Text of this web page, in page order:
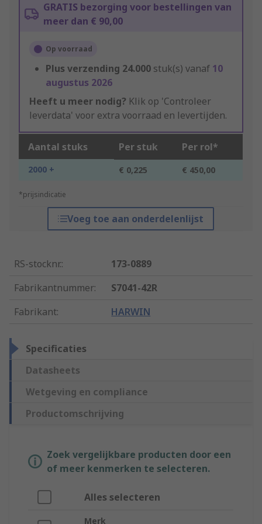
GRATIS bezorging voor bestellingen van
meer dan € 90,00
Op voorraad
Plus verzending 24.000 stuk(s) vanaf 10
augustus 2026
Heeft u meer nodig? Klik op 'Controleer
leverdata' voor extra voorraad en levertijden.
Aantal stuks Per stuk Per rol*
2000 + € 0,225 € 450,00
*prijsindicatie
Voeg toe aan onderdelenlijst
RS-stocknr.:
173-0889
Fabrikantnummer:
S7041-42R
Fabrikant: HARWIN
Specificaties
Datasheets
Wetgeving en compliance
Productomschrijving
Zoek vergelijkbare producten door een
of meer kenmerken te selecteren.
Alles selecteren
Merk